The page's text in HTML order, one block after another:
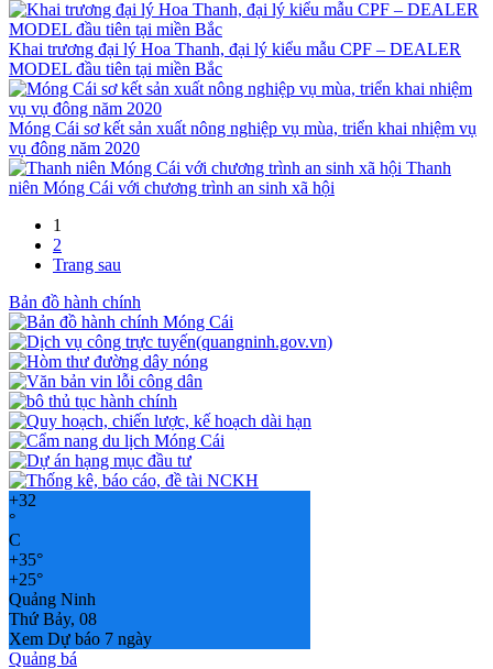
Khai trương đại lý Hoa Thanh, đại lý kiểu mẫu CPF – DEALER
MODEL đầu tiên tại miền Bắc
Móng Cái sơ kết sản xuất nông nghiệp vụ mùa, triển khai nhiệm vụ
vụ đông năm 2020
Thanh
niên Móng Cái với chương trình an sinh xã hội
1
2
Trang sau
Bản đồ hành chính
+32
°
C
+35°
+25°
Quảng Ninh
Thứ Bảy, 08
Xem Dự báo 7 ngày
Quảng bá